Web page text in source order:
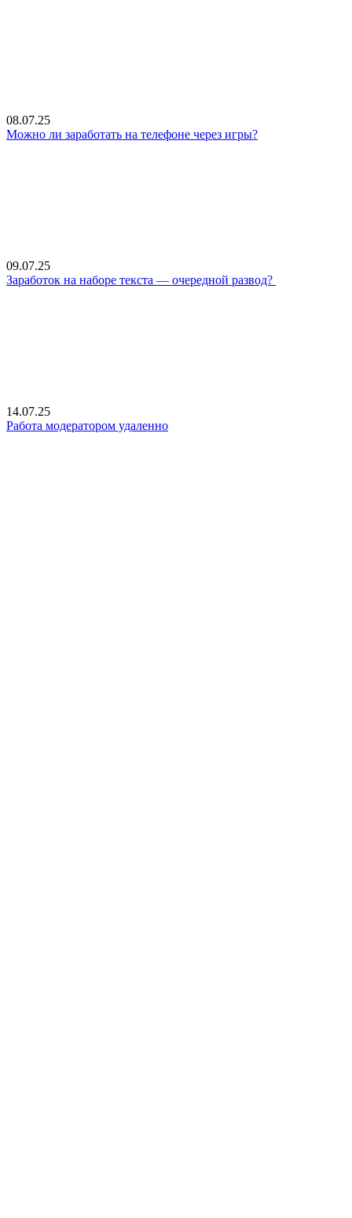
08.07.25
Можно ли заработать на телефоне через игры?
09.07.25
Заработок на наборе текста — очередной развод?
14.07.25
Работа модератором удаленно